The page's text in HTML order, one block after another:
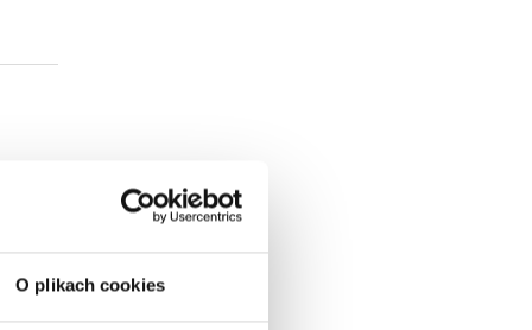
O plikach cookies